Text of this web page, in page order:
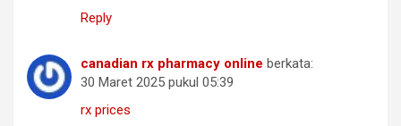
Reply
canadian rx pharmacy online berkata:
30 Maret 2025 pukul 05:39
rx prices